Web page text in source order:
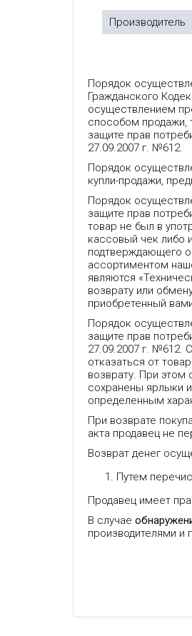
Производитель
Порядок
Гражданского
осуществлением
способом продажи,
защите прав
27.09.2007 г. №612.
Порядок
купли-продажи,
Порядок
защите прав
товар не был в
кассовый чек либо
подтверждающего
ассортиментом
являются
возврату или
приобретенный
Порядок
защите прав
27.09.2007 г. №612.
отказаться от
возврату. При этом
сохранены ярлыки
определенным
При возврате
акта продавец не
Возврат денег
Путем
Продавец имеет
В случае
производителями и